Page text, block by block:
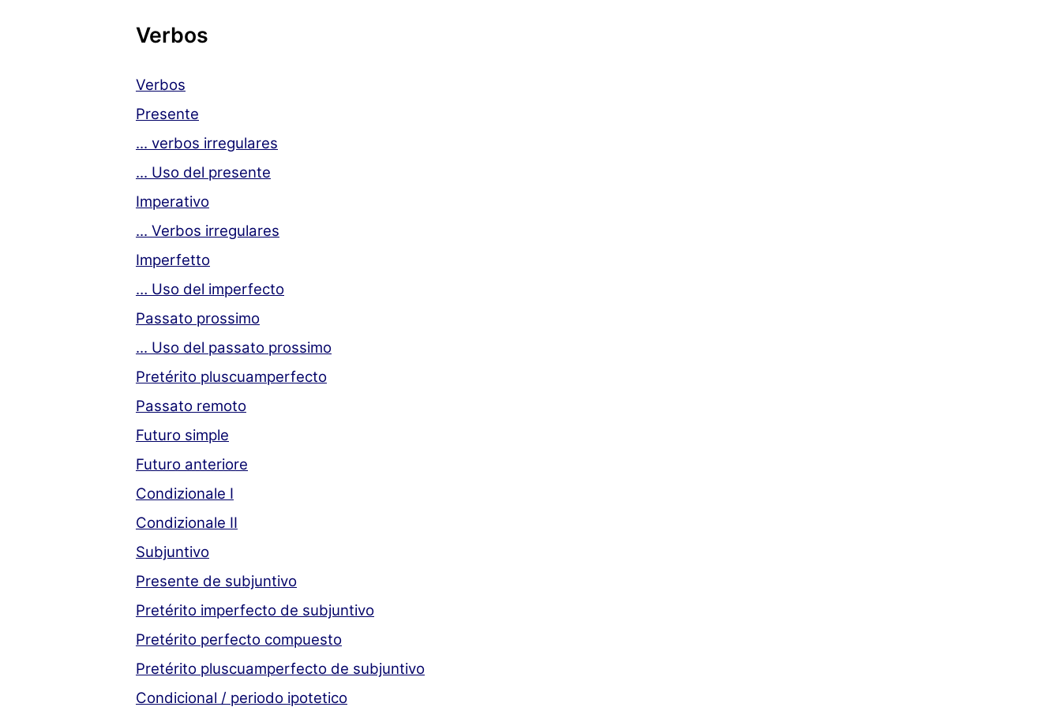
Verbos
Verbos
Presente
... verbos irregulares
... Uso del presente
Imperativo
... Verbos irregulares
Imperfetto
… Uso del imperfecto
Passato prossimo
... Uso del passato prossimo
Pretérito pluscuamperfecto
Passato remoto
Futuro simple
Futuro anteriore
Condizionale I
Condizionale II
Subjuntivo
Presente de subjuntivo
Pretérito imperfecto de subjuntivo
Pretérito perfecto compuesto
Pretérito pluscuamperfecto de subjuntivo
Condicional / periodo ipotetico